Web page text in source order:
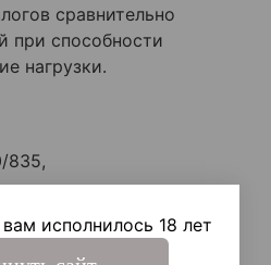
сравнительно
при способности
нагрузки.
835,
исполнилось 18 лет